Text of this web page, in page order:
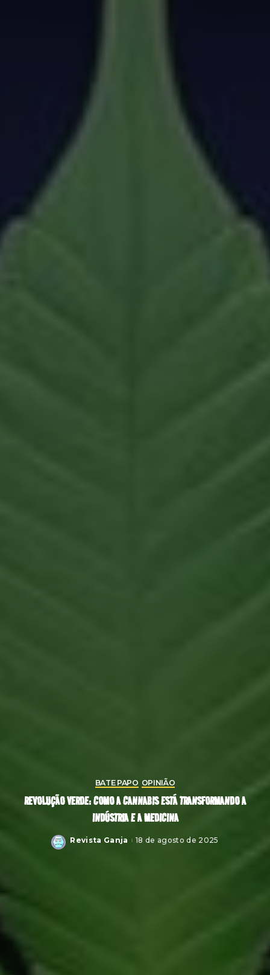
BATE PAPO OPINIÃO
REVOLUÇÃO VERDE: COMO A CANNABIS ESTÁ TRANSFORMANDO A
INDÚSTRIA E A MEDICINA
Posted
Revista Ganja 18 de agosto de 2025